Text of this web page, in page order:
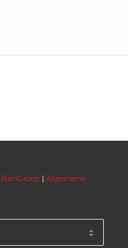
BanGroep| Algemene